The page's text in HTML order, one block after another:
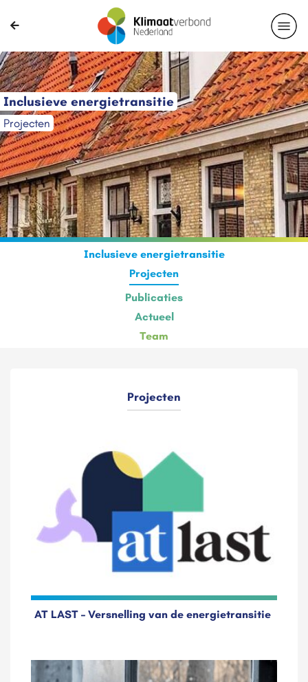
Inclusieve energietransitie
Projecten
Inclusieve energietransitie
Projecten
Publicaties
Actueel
Team
Projecten
AT LAST – Versnelling van de energietransitie